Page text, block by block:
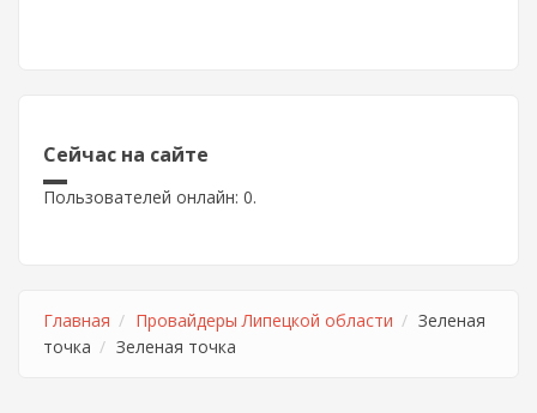
Сейчас на сайте
Пользователей онлайн: 0.
Главная Провайдеры Липецкой области
Зеленая
точка
Зеленая точка